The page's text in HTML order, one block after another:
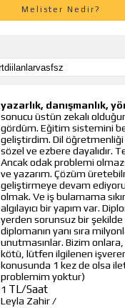
Melister Nedir?
yazarlık, danışmanlık,
sonucu üstün zekalı
gördüm. Eğitim sistemini
geliştirdim. Dil öğretmenliği
sözel ve ezbere dayalıdır.
Ancak odak problemi
ve yazarım. Çözüm
geliştirmeye devam
olmak. Ve iş bulamama
algılayıcı bir yapım var.
yerden sorunsuz bir şekilde
diplomanın yanı sıra
unutmasınlar. Bizim
kötü, lütfen ilgilenen
konusunda 1 kez de olsa
problemim yoktur)
1 TL/Saat
Leyla Zahir/